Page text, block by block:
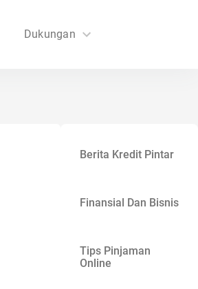
Dukungan
Berita Kredit Pintar
Finansial Dan Bisnis
Tips Pinjaman
Online